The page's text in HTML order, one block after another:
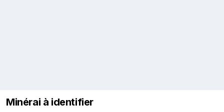
Minérai à identifier